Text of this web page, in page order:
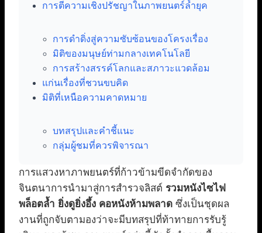
การตีความเชิงปรัชญาในภาพยนตร์ล้ำยุค
การดำดิ่งสู่ความซับซ้อนของโครงเรื่อง
มิติของมนุษย์ท่ามกลางเทคโนโลยี
การสร้างสรรค์โลกและสภาวะแวดล้อม
แก่นเรื่องที่ชวนขบคิด
มิติที่เหนือความคาดหมาย
บทสรุปและคำชี้แนะ
กลุ่มผู้ชมที่ควรพิจารณา
การแสวงหาภาพยนตร์ที่ก้าวข้ามขีดจำกัดของ
จินตนาการนำมาสู่การสำรวจลิสต์ รวมหนังไซไฟ
พล็อตล้ำ ยิ่งดูยิ่งอึ้ง คอหนังห้ามพลาด ซึ่งเป็นชุดผล
งานที่ถูกจับตามองว่าจะมีบทสรุปที่ท้าทายการรับรู้